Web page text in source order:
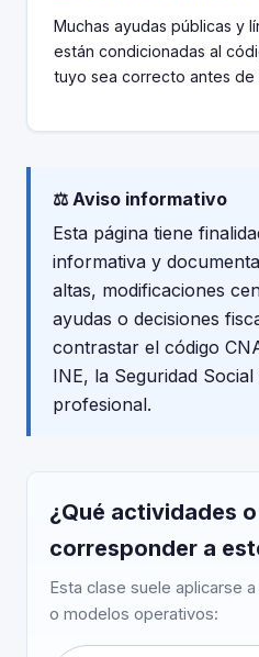
Muchas ayudas públicas y
están condicionadas al
tuyo sea correcto antes de
⚖️ Aviso informativo
Esta página tiene
informativa y
altas, modificaciones
ayudas o decisiones
contrastar el código
INE, la Seguridad
profesional.
¿Qué actividades
corresponder a
Esta clase suele aplicarse
o modelos operativos: